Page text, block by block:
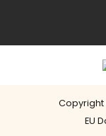
Copyright
EU